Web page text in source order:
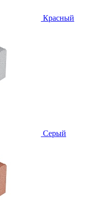
Красный
Серый